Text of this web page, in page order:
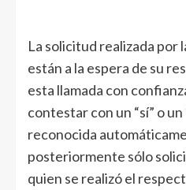
La solicitud realizada por
están a la espera de su
esta llamada con
contestar con un “sí” o un
reconocida
posteriormente sólo
quien se realizó el